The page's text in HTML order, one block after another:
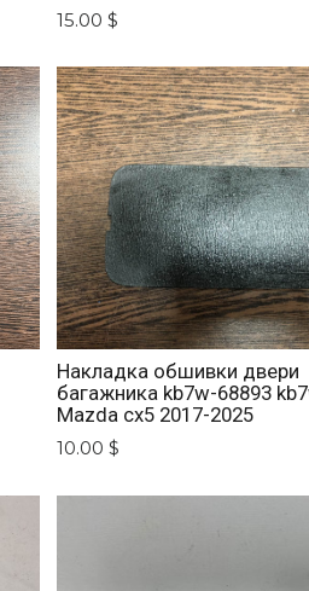
15.00 $
Накладка обшивки двери
багажника kb7w-68893
Mazda cx5 2017-2025
10.00 $